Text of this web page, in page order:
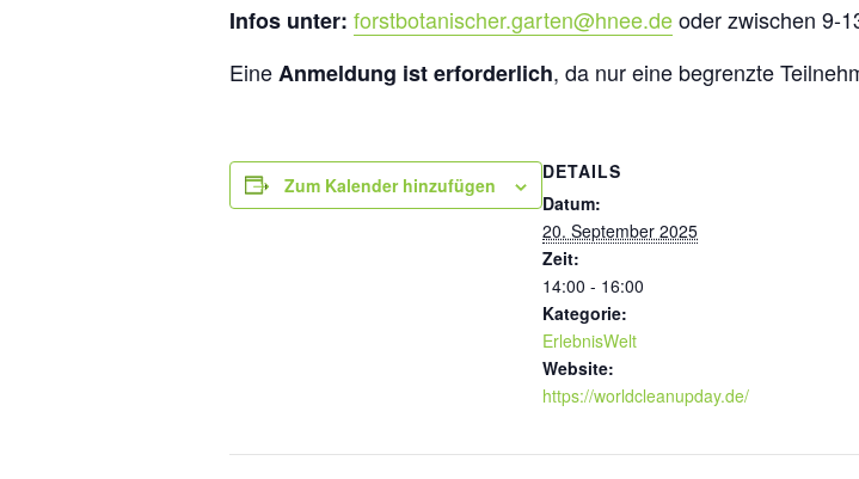
Infos unter: forstbotanischer.garten@hnee.deoder zwischen 9-
EineAnmeldung ist erforderlich, da nur eine begrenzte
Zum Kalender hinzufügen
DETAILS
Datum:
20. September 2025
Zeit:
14:00 - 16:00
Kategorie:
ErlebnisWelt
Website:
https://worldcleanupday.de/